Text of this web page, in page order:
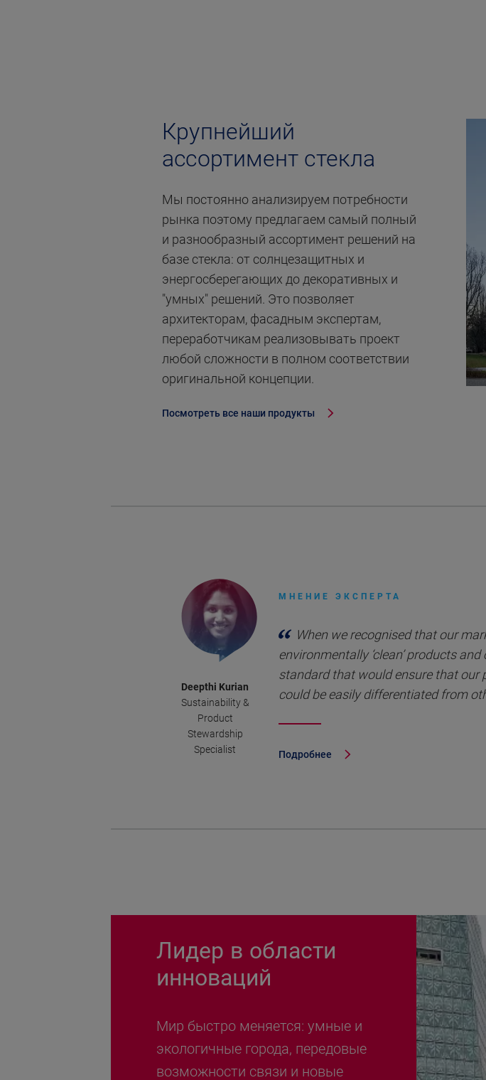
Крупнейший
ассортимент стекла
Мы постоянно анализируем потребности
рынка поэтому предлагаем самый полный
и разнообразный ассортимент решений на
базе стекла: от солнцезащитных и
энергосберегающих до декоративных и
"умных" решений. Это позволяет
архитекторам, фасадным экспертам,
переработчикам реализовывать проект
любой сложности в полном соответствии
оригинальной концепции.
Посмотреть все наши продукты
Deepthi Kurian
Sustainability &
Product
Stewardship
Specialist
МНЕНИЕ ЭКСПЕРТА
When we recognised that our
environmentally ‘clean’ products
standard that would ensure that
could be easily differentiated from
Подробнее
Лидер в области
инноваций
Мир быстро меняется: умные и
экологичные города, передовые
возможности связи и новые